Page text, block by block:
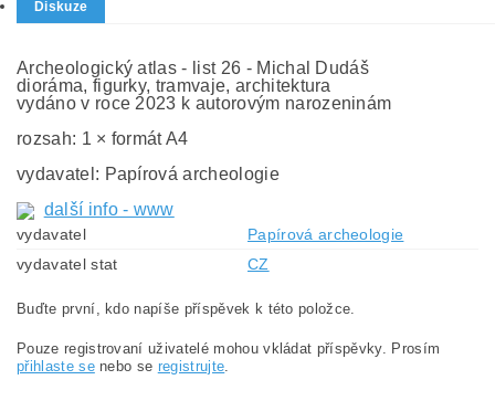
Diskuze
Archeologický atlas - list 26 - Michal Dudáš
dioráma, figurky, tramvaje, architektura
vydáno v roce 2023 k autorovým narozeninám
rozsah: 1 × formát A4
vydavatel: Papírová archeologie
další info - www
vydavatel
Papírová archeologie
vydavatel stat
CZ
Buďte první, kdo napíše příspěvek k této položce.
Pouze registrovaní uživatelé mohou vkládat příspěvky. Prosím
přihlaste senebo se registrujte